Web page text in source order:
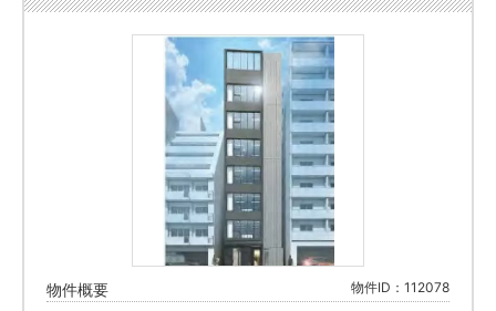
物件概要 物件ID：112078